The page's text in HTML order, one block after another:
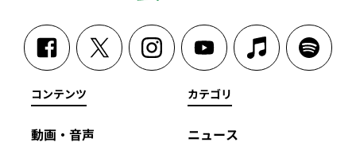
コンテンツ
動画・音声
カテゴリ
ニュース